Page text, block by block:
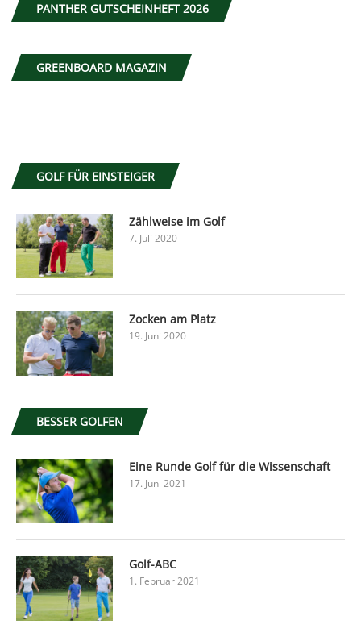
PANTHER GUTSCHEINHEFT 2026
GREENBOARD MAGAZIN
GOLF FÜR EINSTEIGER
Zählweise im Golf
7. Juli 2020
Zocken am Platz
19. Juni 2020
BESSER GOLFEN
Eine Runde Golf für die Wissenschaft
17. Juni 2021
Golf-ABC
1. Februar 2021